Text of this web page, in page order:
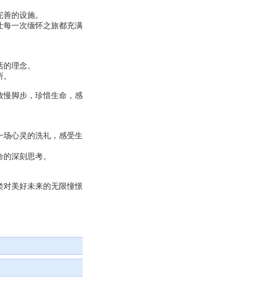
的设施。
每一次缅怀之旅都充满
理念。
慢脚步，珍惜生命，感
心灵的洗礼，感受生
深刻思考。
对美好未来的无限憧憬